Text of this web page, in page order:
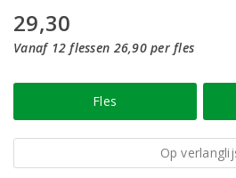
29,30
Vanaf 12 flessen 26,90 per fles
Fles
Op